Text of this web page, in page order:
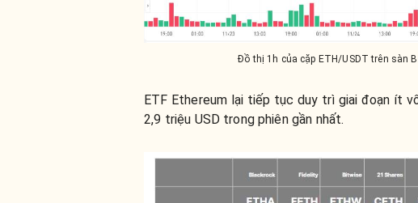
Đồ thị 1h của cặp ETH/USDT trên sàn
ETF Ethereum lại tiếp tục duy trì giai đoạn ít
2,9 triệu USD trong phiên gần nhất.